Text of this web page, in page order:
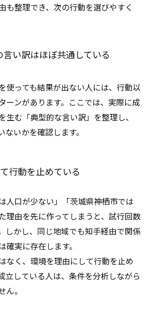
も整理でき、次の行動を選びやすく
い訳はほぼ共通している
使っても結果が出ない人には、行動以
ーンがあります。ここでは、実際に成
生む「典型的な言い訳」を整理し、
いかを確認します。
行動を止めている
人口が少ない」「茨城県神栖市では
理由を先に作ってしまうと、試行回数
しかし、同じ地域でも知手経由で関係
実に存在します。
なく、環境を理由にして行動を止め
立している人は、条件を分析しながら
ん。